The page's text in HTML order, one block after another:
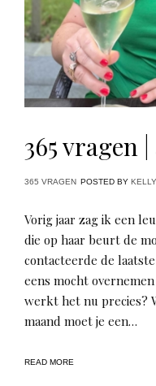
365 vragen
365 VRAGEN POSTED BY
Vorig jaar zag ik een
die op haar beurt de
contacteerde de
eens mocht
werkt het nu precies?
maand moet je een…
READ MORE